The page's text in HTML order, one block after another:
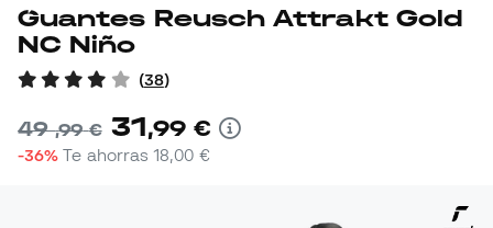
Guantes Reusch Attrakt Gold
NC Niño
(38)
49,99 € 31,99 €
-36% Te ahorras18,00 €